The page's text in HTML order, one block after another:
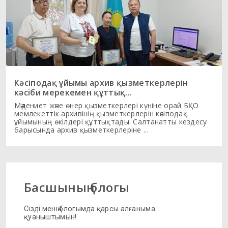
Кәсіподақ ұйымы архив қызметкерлерін
кәсіби мерекемен құттық...
Мәдениет және өнер қызметкерлері күніне орай БҚО
мемлекеттік архивінің қызметкерлерін кәсіподақ
ұйымының өкілдері құттықтады. Салтанатты кездесу
барысында архив қызметкерлеріне ...
Басшының блогы
Сізді менің блогымда қарсы алғаныма
қуаныштымын!